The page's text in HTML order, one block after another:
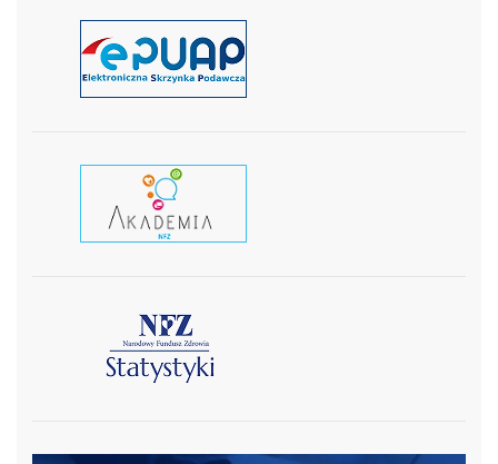
czytaj więcej
czytaj więcej